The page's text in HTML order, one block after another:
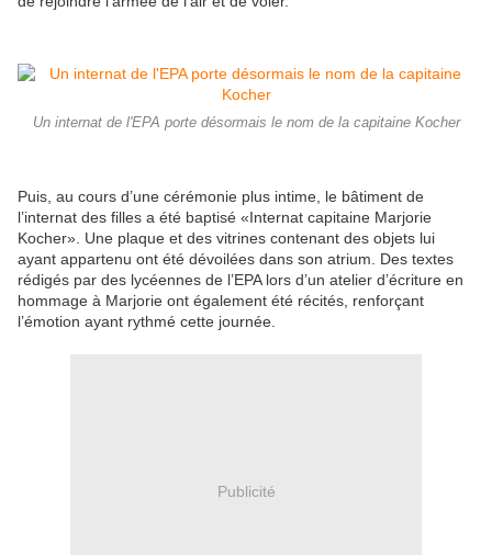
Un internat de l'EPA porte désormais le nom de la capitaine Kocher
Puis, au cours d’une cérémonie plus intime, le bâtiment de
l’internat des filles a été baptisé «Internat capitaine Marjorie
Kocher». Une plaque et des vitrines contenant des objets lui
ayant appartenu ont été dévoilées dans son atrium. Des textes
rédigés par des lycéennes de l’EPA lors d’un atelier d’écriture en
hommage à Marjorie ont également été récités, renforçant
l’émotion ayant rythmé cette journée.
Publicité